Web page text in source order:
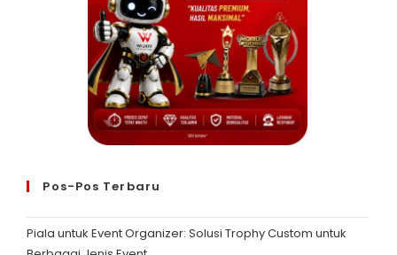
Pos-Pos Terbaru
Piala untuk Event Organizer: Solusi Trophy Custom untuk